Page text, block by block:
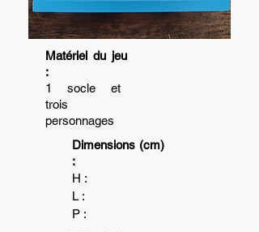
Matériel du jeu
:
1 socle et
trois
personnages
Dimensions (cm)
:
H :
L :
P :